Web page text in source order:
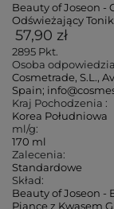
Beauty of Joseon -
Odświeżający
57,90 zł
2895 Pkt.
Osoba
Cosmetrade, S.L.,
Spain;
Kraj Pochodzenia :
Korea Południowa
ml/g:
170 ml
Zalecenia:
Standardowe
Skład:
Beauty of Joseon -
Piance z Kwasem